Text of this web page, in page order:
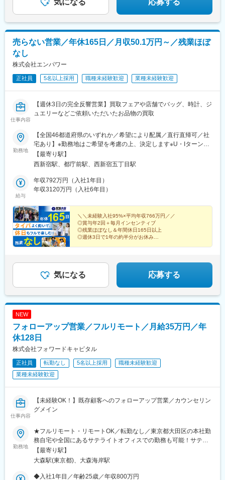
売らない営業／年休165日／月収50.1万円～／残業ほぼ
なし
株式会社エンパワー
正社員 5名以上採用 職種未経験歓迎 業種未経験歓迎
仕事内容
【週休3日の完全反響営業】買取フェアや店舗でバッグ、時計、ジ
ュエリーなどご依頼いただいたお品物の買取
勤務地
【全国46都道府県のいずれか／希望により配属／直行直帰可／社
宅あり】※勤務地はご希望を考慮の上、決定します※U・Iターン歓
迎（社宅あり） ※マイカー通勤OK（地域により規定あり。詳細
はお問合せください）◆北海道・東北北海道・青森・岩手・秋
栃木・群馬◆中部山梨・新潟・富山・石川・福井・長野・岐阜・
静岡・愛知・三重◆近畿滋賀・京都・大阪・兵庫・和歌山・奈良
知・徳島◆九州福岡・佐賀・長崎・熊本・大分・宮崎・鹿児島※適
性に応じて直営店舗で経験を積んでいただく場合もあり《出張も
旅行気分で♪》出張先では、チームで現地のグルメを味わったり、
観光地を巡ったり。旅気分でリフレッシュしながら働いていま
す！
【最寄り駅】
西新宿駅、都庁前駅、西新宿五丁目駅
給与
年収792万円（入社1年目）
年収3120万円（入社6年目）
＼＼未経験入社95%×平均年収766万円／／
◎賞与年2回＋毎月インセンティブ
◎残業ほぼなし＆年間休日165日以上
◎週休3日で1年の約半分がお休み
気になる 応募する
NEW
フォローアップ営業／フルリモート／月給35万円／年
休128日
株式会社フォワードキャピタル
正社員 転勤なし 5名以上採用
職種未経験歓迎
業種未経験歓迎
仕事内容
【未経験OK！】既存顧客へのフォローアップ営業／カウンセリン
グメイン
勤務地
★フルリモート・リモートOK／転勤なし／東京都大田区の本社勤
務自宅や全国にあるサテライトオフィスでの勤務も可能！サテラ
イトオフィスは駅から徒歩5分ほどの立地で好アクセス！好きな場
所を選んで、自由にテレワークもできます。居住はどこでもOK！
【最寄り駅】
大森駅(東京都)、大森海岸駅
◆入社1年目／年齢25歳／年収800万円